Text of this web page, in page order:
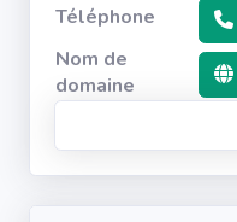
Téléphone
Nom de
domaine